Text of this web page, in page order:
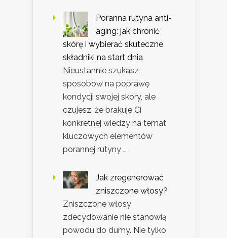
Poranna rutyna anti-
aging: jak chronić
skórę i wybierać skuteczne
składniki na start dnia
Nieustannie szukasz
sposobów na poprawę
kondycji swojej skóry, ale
czujesz, że brakuje Ci
konkretnej wiedzy na temat
kluczowych elementów
porannej rutyny …
Jak zregenerować
zniszczone włosy?
Zniszczone włosy
zdecydowanie nie stanowią
powodu do dumy. Nie tylko